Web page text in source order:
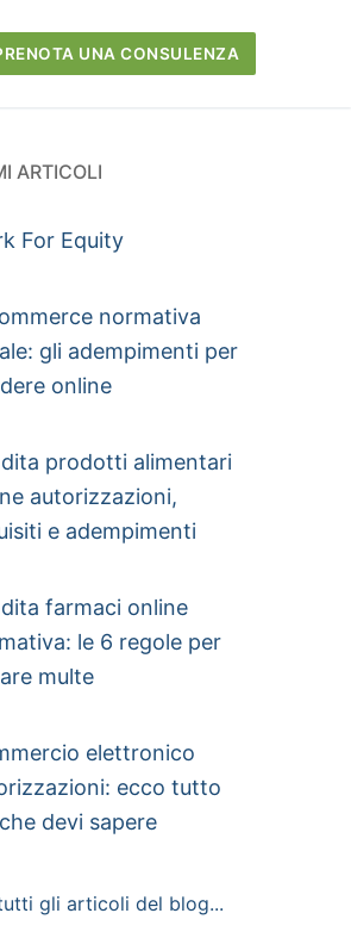
UNA CONSULENZA
ARTICOLI
For Equity
normativa
gli adempimenti per
online
prodotti alimentari
autorizzazioni,
e adempimenti
farmaci online
le 6 regole per
multe
elettronico
ecco tutto
devi sapere
gli articoli del blog...